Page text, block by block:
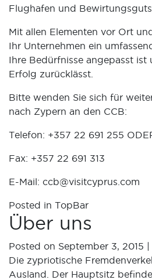
Flughafen und
Mit allen Elementen vor Ort
Ihr Unternehmen ein
Ihre Bedürfnisse angepasst
Erfolg zurücklässt.
Bitte wenden Sie sich für
nach Zypern an den CCB:
Telefon: +357 22 691 255
Fax: +357 22 691 313
E-Mail: ccb@visitcyprus.com
Posted in TopBar
Über uns
Posted on September 3, 2015 |
Die zypriotische
Ausland. Der Hauptsitz